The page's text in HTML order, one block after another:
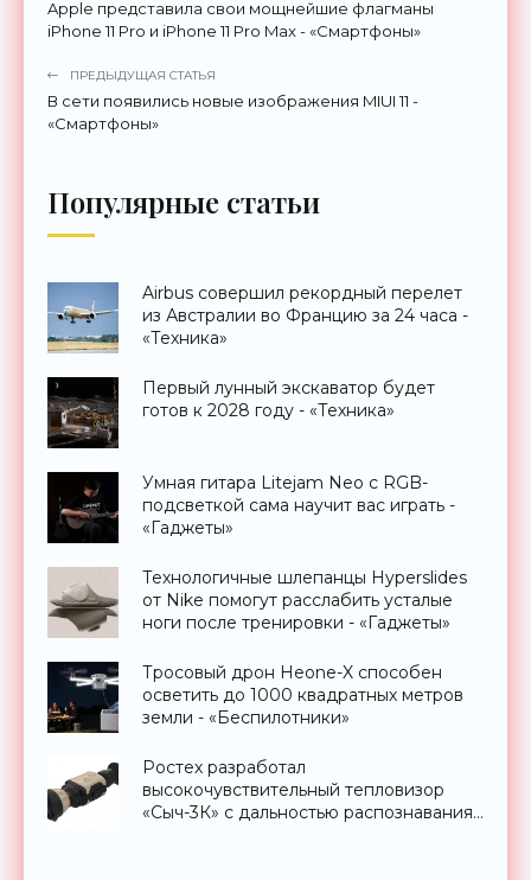
Apple представила свои мощнейшие флагманы
iPhone 11 Pro и iPhone 11 Pro Max - «Смартфоны»
ПРЕДЫДУЩАЯ СТАТЬЯ
В сети появились новые изображения MIUI 11 -
«Смартфоны»
Популярные статьи
Airbus совершил рекордный перелет
из Австралии во Францию за 24 часа -
«Техника»
Первый лунный экскаватор будет
готов к 2028 году - «Техника»
Умная гитара Litejam Neo с RGB-
подсветкой сама научит вас играть -
«Гаджеты»
Технологичные шлепанцы Hyperslides
от Nike помогут расслабить усталые
ноги после тренировки - «Гаджеты»
Тросовый дрон Heone-X способен
осветить до 1000 квадратных метров
земли - «Беспилотники»
Ростех разработал
высокочувствительный тепловизор
«Сыч-3К» с дальностью распознавания